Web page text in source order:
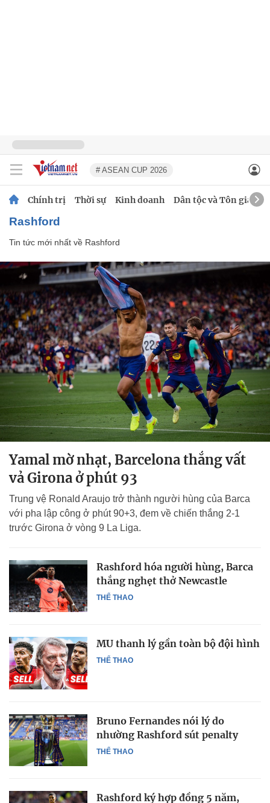
# ASEAN CUP 2026
Chính trị Thời sự Kinh doanh Dân tộc và Tôn giáo
Rashford
Tin tức mới nhất về Rashford
Yamal mờ nhạt, Barcelona thắng vất
vả Girona ở phút 93
Trung vệ Ronald Araujo trở thành người hùng của Barca
với pha lập công ở phút 90+3, đem về chiến thắng 2-1
trước Girona ở vòng 9 La Liga.
THỂ THAO
Rashford hóa người hùng, Barca
thắng nghẹt thở Newcastle
THỂ THAO
MU thanh lý gần toàn bộ đội hình
THỂ THAO
Bruno Fernandes nói lý do
nhường Rashford sút penalty
Rashford ký hợp đồng 5 năm,